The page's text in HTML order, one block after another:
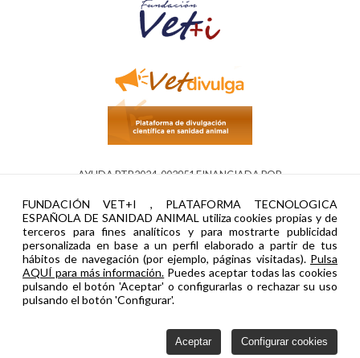
AYUDA PTR2024-002951 FINANCIADA POR
Cookies Configurar cookies
Contacto
FUNDACIÓN VET+I , PLATAFORMA TECNOLOGICA
ESPAÑOLA DE SANIDAD ANIMAL utiliza cookies propias y de
terceros para fines analíticos y para mostrarte publicidad
personalizada en base a un perfil elaborado a partir de tus
hábitos de navegación (por ejemplo, páginas visitadas). Pulsa
AQUÍ para más información. Puedes aceptar todas las cookies
pulsando el botón 'Aceptar' o configurarlas o rechazar su uso
pulsando el botón 'Configurar'.
Aceptar Configurar cookies